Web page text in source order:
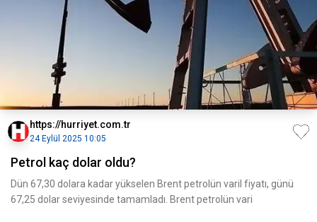
https://hurriyet.com.tr
24 Eylül 2025 10:05
Petrol kaç dolar oldu?
Dün 67,30 dolara kadar yükselen Brent petrolün varil fiyatı, günü
67,25 dolar seviyesinde tamamladı. Brent petrolün vari